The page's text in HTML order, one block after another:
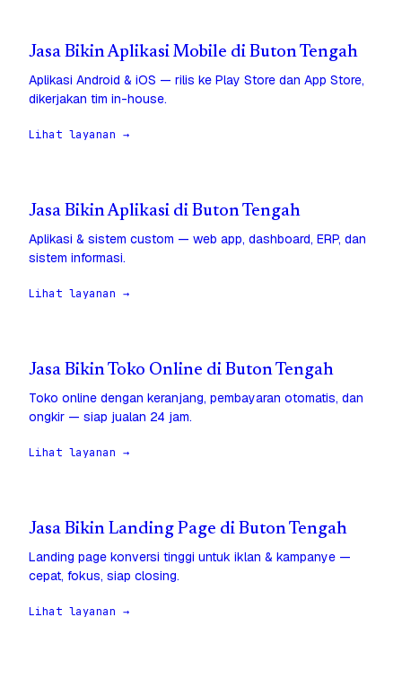
Jasa Bikin Aplikasi Mobile di Buton Tengah
Aplikasi Android & iOS — rilis ke Play Store dan App Store,
dikerjakan tim in-house.
Lihat layanan →
Jasa Bikin Aplikasi di Buton Tengah
Aplikasi & sistem custom — web app, dashboard, ERP, dan
sistem informasi.
Lihat layanan →
Jasa Bikin Toko Online di Buton Tengah
Toko online dengan keranjang, pembayaran otomatis, dan
ongkir — siap jualan 24 jam.
Lihat layanan →
Jasa Bikin Landing Page di Buton Tengah
Landing page konversi tinggi untuk iklan & kampanye —
cepat, fokus, siap closing.
Lihat layanan →